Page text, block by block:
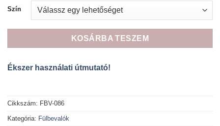
Szín
KOSÁRBA TESZEM
Ékszer használati útmutató!
Cikkszám: FBV-086
Kategória: Fülbevalók